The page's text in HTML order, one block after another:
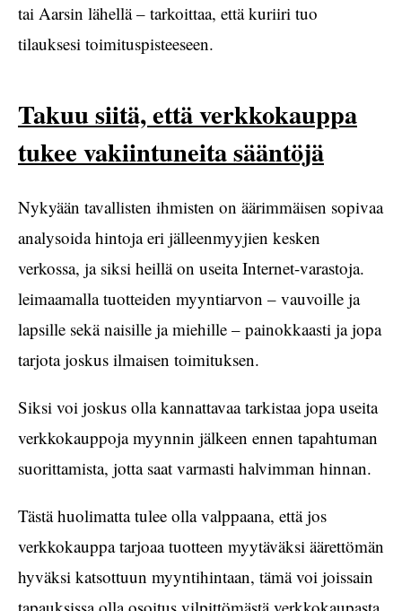
tai Aarsin lähellä – tarkoittaa, että kuriiri tuo
tilauksesi toimituspisteeseen.
Takuu siitä, että verkkokauppa
tukee vakiintuneita sääntöjä
Nykyään tavallisten ihmisten on äärimmäisen sopivaa
analysoida hintoja eri jälleenmyyjien kesken
verkossa, ja siksi heillä on useita Internet-varastoja.
leimaamalla tuotteiden myyntiarvon – vauvoille ja
lapsille sekä naisille ja miehille – painokkaasti ja jopa
tarjota joskus ilmaisen toimituksen.
Siksi voi joskus olla kannattavaa tarkistaa jopa useita
verkkokauppoja myynnin jälkeen ennen tapahtuman
suorittamista, jotta saat varmasti halvimman hinnan.
Tästä huolimatta tulee olla valppaana, että jos
verkkokauppa tarjoaa tuotteen myytäväksi äärettömän
hyväksi katsottuun myyntihintaan, tämä voi joissain